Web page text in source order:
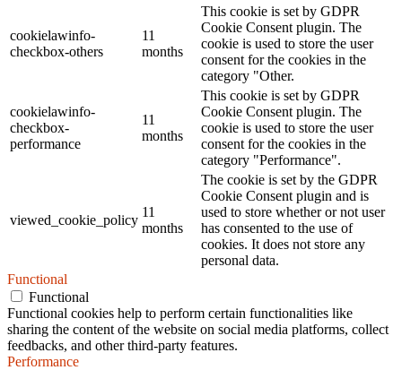
cookielawinfo-
checkbox-others
11
months
This cookie is set by GDPR
Cookie Consent plugin. The
cookie is used to store the user
consent for the cookies in the
category "Other.
cookielawinfo-
checkbox-
performance
11
months
This cookie is set by GDPR
Cookie Consent plugin. The
cookie is used to store the user
consent for the cookies in the
category "Performance".
viewed_cookie_policy
11
months
The cookie is set by the GDPR
Cookie Consent plugin and is
used to store whether or not user
has consented to the use of
cookies. It does not store any
personal data.
Functional
Functional
Functional cookies help to perform certain functionalities like
sharing the content of the website on social media platforms, collect
feedbacks, and other third-party features.
Performance